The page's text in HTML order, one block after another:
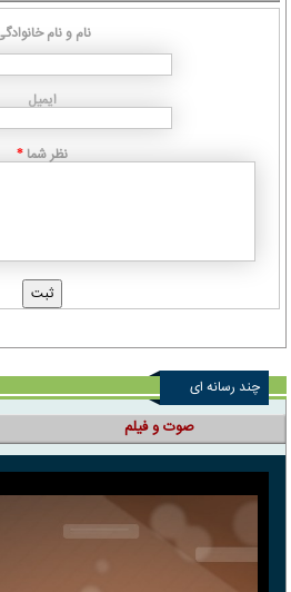
نام و نام
ایمیل
نظر شما *
چند رسانه ای
صوت و فیلم